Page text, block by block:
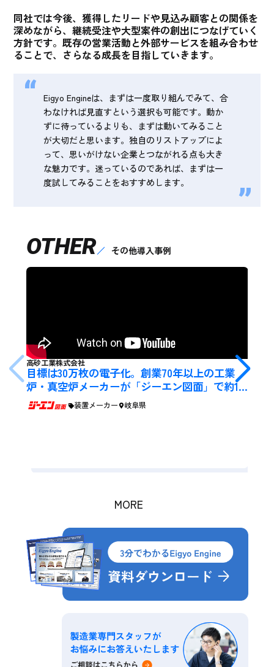
同社では今後、獲得したリードや見込み顧客との関係を
深めながら、継続受注や大型案件の創出につなげていく
方針です。既存の営業活動と外部サービスを組み合わせ
ることで、さらなる成長を目指していきます。
Eigyo Engineは、まずは一度取り組んでみて、合
わなければ見直すという選択も可能です。動か
ずに待っているよりも、まずは動いてみること
が大切だと思います。独自のリストアップによ
って、思いがけない企業とつながれる点も大き
な魅力です。迷っているのであれば、まずは一
度試してみることをおすすめします。
OTHER その他導入事例
高砂工業株式会社
目標は30万枚の電子化。創業70年以上の工業
炉・真空炉メーカーが「ジーエン図面」で約15
0分/日の図面探しを効率化
装置メーカー
岐阜県
MORE